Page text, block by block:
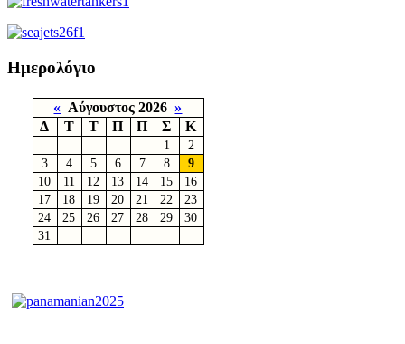
Ημερολόγιο
« Αύγουστος 2026»
Δ
Τ Τ Π Π Σ Κ
1
2
3
4 5 6 7 8
9
10
11 12 13 14 15
16
17
18 19 20 21 22
23
24
25 26 27 28 29
30
31